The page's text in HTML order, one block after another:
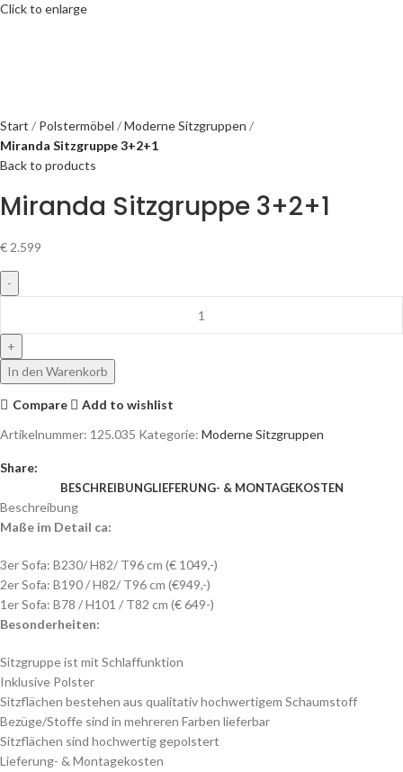
Click to enlarge
Start Polstermöbel
Moderne Sitzgruppen
Miranda Sitzgruppe 3+2+1
Back to products
Miranda Sitzgruppe 3+2+1
€2.599
In den Warenkorb
Compare
Add to wishlist
Artikelnummer: 125.035 Kategorie: Moderne Sitzgruppen
Share:
BESCHREIBUNGLIEFERUNG- & MONTAGEKOSTEN
Beschreibung
Maße im Detail ca:
3er Sofa: B230/ H82/ T96 cm (€ 1049,-)
2er Sofa: B190 / H82/ T96 cm (€949,-)
1er Sofa: B78 / H101 / T82 cm (€ 649-)
Besonderheiten:
Sitzgruppe ist mit Schlaffunktion
Inklusive Polster
Sitzflächen bestehen aus qualitativ hochwertigem Schaumstoff
Bezüge/Stoffe sind in mehreren Farben lieferbar
Sitzflächen sind hochwertig gepolstert
Lieferung- & Montagekosten